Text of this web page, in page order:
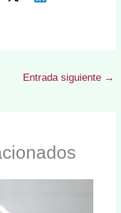
Entrada siguiente →